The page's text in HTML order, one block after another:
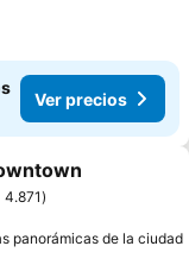
Ver precios
4.871
panorámicas de la ciudad